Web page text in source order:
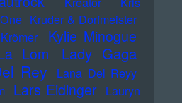
Kruder & Dorfmeister
Kylie Minogue
Lom Lady Gaga
Rey
Lana Del Reyy
Lars Eidinger Lauryn